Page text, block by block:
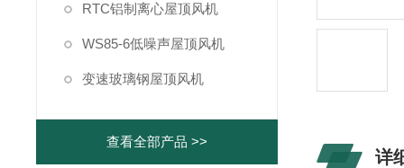
RTC铝制离心屋顶风机
WS85-6低噪声屋顶风机
变速玻璃钢屋顶风机
查看全部产品 >>
详